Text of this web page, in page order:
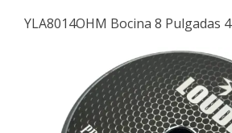
YLA8014OHM Bocina 8 Pulgadas